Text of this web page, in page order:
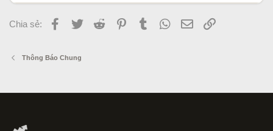
Chia sẻ: Facebook
Twitter Reddit PinterestTumblr WhatsApp
Email
Thông Báo Chung